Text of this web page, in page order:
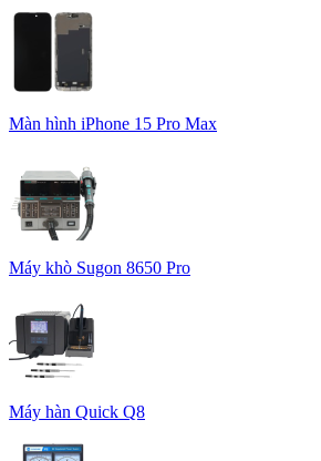
Màn hình iPhone 15 Pro Max
Máy khò Sugon 8650 Pro
Máy hàn Quick Q8